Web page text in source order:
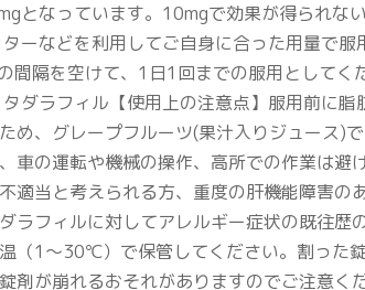
となっています。10mgで効果が得られな
ーなどを利用してご自身に合った用量で
隔を空けて、1日1回までの服用として
ダラフィル【使用上の注意点】服用前に
、グレープフルーツ(果汁入りジュース)
の運転や機械の操作、高所での作業は
当と考えられる方、重度の肝機能障害
フィルに対してアレルギー症状の既往
（1～30℃）で保管してください。割った
剤が崩れるおそれがありますのでご注意く